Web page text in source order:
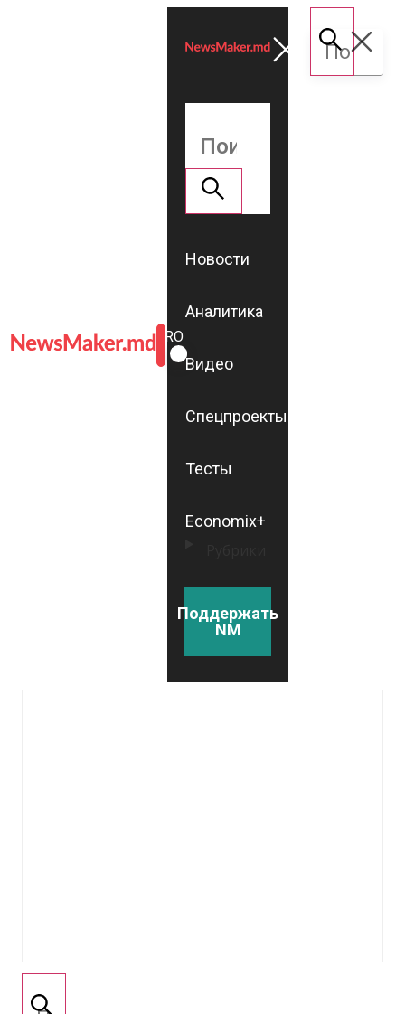
ROMÂNĂ
RU
Новости
Аналитика
Видео
Спецпроекты
Тесты
Economix+
Поддержать
NM